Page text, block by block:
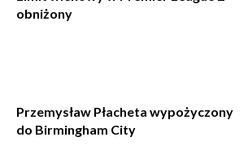
obniżony
Przemysław Płacheta wypożyczony
do Birmingham City